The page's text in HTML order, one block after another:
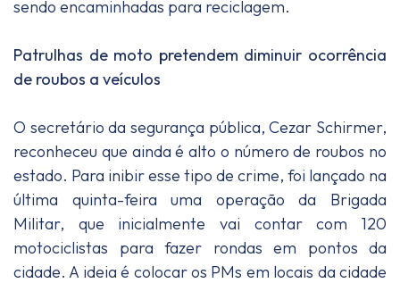
sendo encaminhadas para reciclagem.
Patrulhas de moto pretendem diminuir ocorrência
de roubos a veículos
O secretário da segurança pública, Cezar Schirmer,
reconheceu que ainda é alto o número de roubos no
estado. Para inibir esse tipo de crime, foi lançado na
última quinta-feira uma operação da Brigada
Militar, que inicialmente vai contar com 120
motociclistas para fazer rondas em pontos da
cidade. A ideia é colocar os PMs em locais da cidade